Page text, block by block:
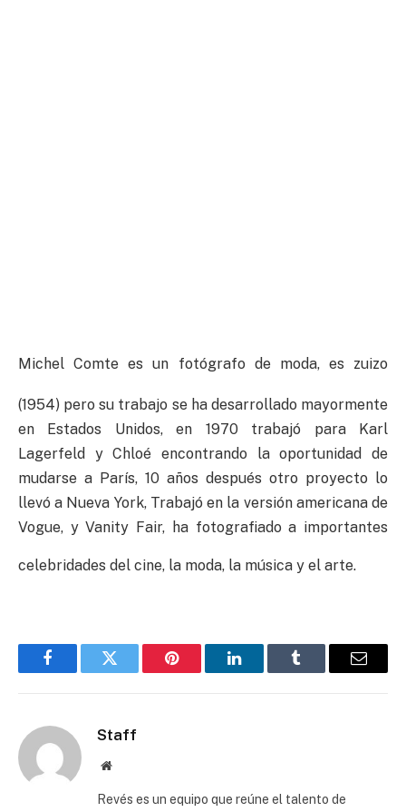
Michel Comte es un fotógrafo de moda, es zuizo
(1954) pero su trabajo se ha desarrollado mayormente
en Estados Unidos, en 1970 trabajó para Karl
Lagerfeld y Chloé encontrando la oportunidad de
mudarse a París, 10 años después otro proyecto lo
llevó a Nueva York, Trabajó en la versión americana de
Vogue, y Vanity Fair, ha fotografiado a importantes
celebridades del cine, la moda, la música y el arte.
FacebookTwitter Pinterest LinkedInTumblr Email
Staff
Website
Revés es un equipo que reúne el talento de